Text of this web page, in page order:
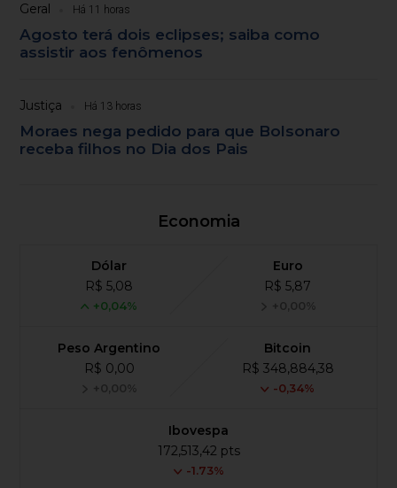
Geral Há 11 horas
Agosto terá dois eclipses; saiba como
assistir aos fenômenos
Justiça Há 13 horas
Moraes nega pedido para que Bolsonaro
receba filhos no Dia dos Pais
Economia
Dólar
R$ 5,08
+0,04%
Euro
R$ 5,87
+0,00%
Peso Argentino
R$ 0,00
+0,00%
Bitcoin
R$ 348,884,38
-0,34%
Ibovespa
172,513,42 pts
-1.73%